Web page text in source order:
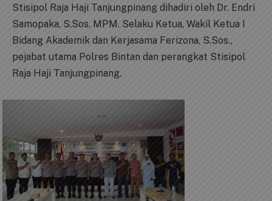
Stisipol Raja Haji Tanjungpinang dihadiri oleh Dr. Endri
Samopaka, S.Sos. MPM. Selaku Ketua, Wakil Ketua I
Bidang Akademik dan Kerjasama Ferizona, S.Sos.,
pejabat utama Polres Bintan dan perangkat Stisipol
Raja Haji Tanjungpinang.